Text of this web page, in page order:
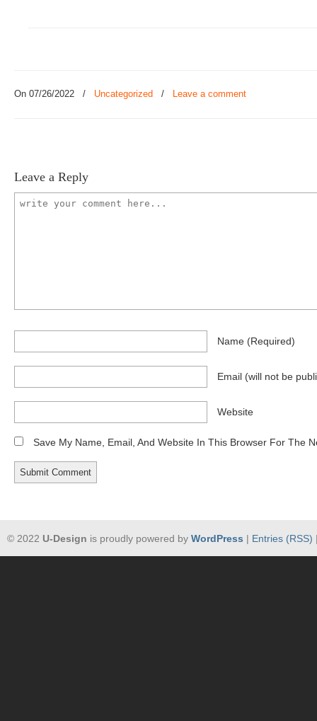
On 07/26/2022 / Uncategorized / Leave a comment
Leave a Reply
Name (required)
Email (will not be
Website
Save My Name, Email, And Website In This Browser For The
© 2022 U-Design is proudly powered by WordPress | Entries (RSS)